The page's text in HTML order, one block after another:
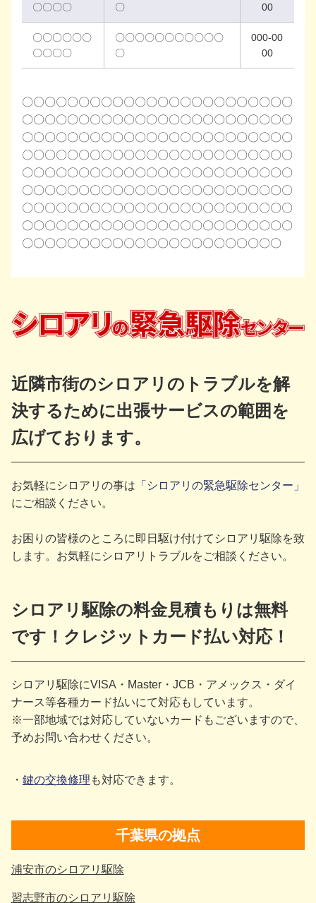
〇〇〇〇
〇
00
〇〇〇〇〇〇
〇〇〇〇
〇〇〇〇〇〇〇〇〇〇〇
〇
000-00
00
〇〇〇〇〇〇〇〇〇〇〇〇〇〇〇〇〇〇〇〇〇〇〇〇
〇〇〇〇〇〇〇〇〇〇〇〇〇〇〇〇〇〇〇〇〇〇〇〇
〇〇〇〇〇〇〇〇〇〇〇〇〇〇〇〇〇〇〇〇〇〇〇〇
〇〇〇〇〇〇〇〇〇〇〇〇〇〇〇〇〇〇〇〇〇〇〇〇
〇〇〇〇〇〇〇〇〇〇〇〇〇〇〇〇〇〇〇〇〇〇〇〇
〇〇〇〇〇〇〇〇〇〇〇〇〇〇〇〇〇〇〇〇〇〇〇〇
〇〇〇〇〇〇〇〇〇〇〇〇〇〇〇〇〇〇〇〇〇〇〇〇
〇〇〇〇〇〇〇〇〇〇〇〇〇〇〇〇〇〇〇〇〇〇〇〇
〇〇〇〇〇〇〇〇〇〇〇〇〇〇〇〇〇〇〇〇〇〇〇
近隣市街のシロアリのトラブルを解
決するために出張サービスの範囲を
広げております。
お気軽にシロアリの事は 「シロアリの緊急駆除センター」
にご相談ください。
お困りの皆様のところに即日駆け付けてシロアリ駆除を致
します。お気軽にシロアリトラブルをご相談ください。
シロアリ駆除の料金見積もりは無料
です！クレジットカード払い対応！
シロアリ駆除にVISA・Master・JCB・アメックス・ダイ
ナース等各種カード払いにて対応もしています。
※一部地域では対応していないカードもございますので、
予めお問い合わせください。
鍵の交換修理 も対応できます。
千葉県の拠点
浦安市のシロアリ駆除
習志野市のシロアリ駆除